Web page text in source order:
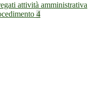
attività amministrativa
4